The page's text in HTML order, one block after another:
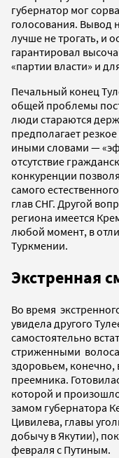
губернатор мог
голосования. Вывод
лучше не трогать, и
гарантировал
«партии власти» и
Печальный конец
общей проблемы
люди стараются
предполагает
иными словами —
отсутствие
конкуренции
самого
глав СНГ. Другой
региона имеется
любой момент, в
Туркмении.
Экстренная
Во время
увидела другого
самостоятельно
стриженными
здоровьем,
преемника.
которой и
замом губернатора
Цивилева, главы
добычу в Якутии),
февраля с Путиным.